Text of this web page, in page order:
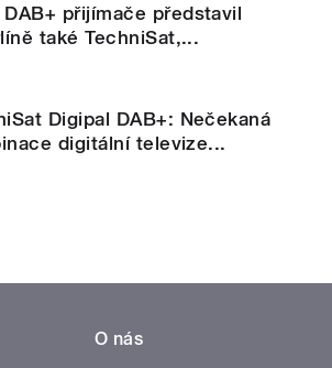
DAB+ přijímače představil
také TechniSat,...
Digipal DAB+: Nečekaná
digitální televize...
O nás